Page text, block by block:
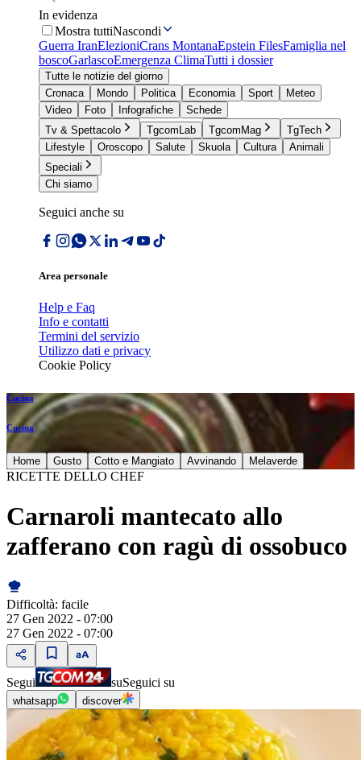
In evidenza
Mostra tuttiNascondi
Guerra IranElezioniCrans MontanaEpstein FilesFamiglia nel
boscoGarlascoEmergenza ClimaTutti i dossier
Tutte le notizie del giorno
Cronaca
Mondo Politica Economia Sport
Meteo
Video
Foto Infografiche
Schede
Tv & Spettacolo
TgcomLab TgcomMag
TgTech
Lifestyle
Oroscopo Salute Skuola Cultura
Animali
Speciali
Chi siamo
Seguici anche su
Area personale
Help e Faq
Info e contatti
Termini del servizio
Utilizzo dati e privacy
Cookie Policy
Cucina
Cucina
Home Gusto Cotto e Mangiato Avvinando Melaverde
RICETTE DELLO CHEF
Carnaroli mantecato allo
zafferano con ragù di ossobuco
Difficoltà: facile
27 Gen 2022 - 07:00
27 Gen 2022 - 07:00
Segui suSeguici su
whatsapp discover